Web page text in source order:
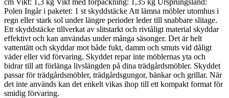
Polen Ingår i paketet: 1 st skyddstäcke Att lämna möbler utomhus i
regn eller stark sol under längre perioder leder till snabbare slitage.
Ett skyddstäcke tillverkat av slitstarkt och rivtåligt material skyddar
effektivt och kan användas under många säsonger. Det är helt
vattentätt och skyddar mot både fukt, damm och smuts vid dåligt
väder eller vid förvaring. Skyddet repar inte möblernas yta och
bidrar till att förlänga livslängden på dina trädgårdsmöbler. Skyddet
passar för trädgårdsmöbler, trädgårdsgungor, bänkar och grillar. När
det inte används kan det enkelt vikas ihop till ett kompakt format för
smidig förvaring.